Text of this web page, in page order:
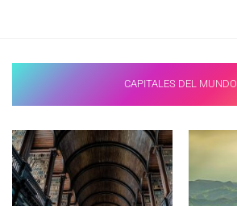
CAPITALES DEL MUNDO